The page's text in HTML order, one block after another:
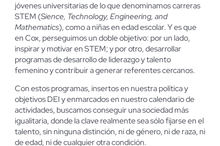
jóvenes universitarias de lo que denominamos carreras
STEM (Sience, Technology, Engineering, and
Mathematics), como a niñas en edad escolar. Y es que
en Cox, perseguimos un doble objetivo: por un lado,
inspirar y motivar en STEM; y por otro, desarrollar
programas de desarrollo de liderazgo y talento
femenino y contribuir a generar referentes cercanos.
Con estos programas, insertos en nuestra política y
objetivos DEI y enmarcados en nuestro calendario de
actividades, buscamos conseguir una sociedad más
igualitaria, donde la clave realmente sea sólo fijarse en el
talento, sin ninguna distinción, ni de género, ni de raza, ni
de edad, ni de cualquier otra condición.